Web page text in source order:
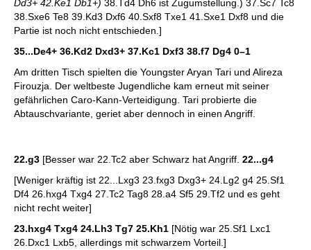
Dd3+ 42.Ke1 Db1+) 38.Td4 Dh6 ist Zugumstellung.) 37.Sc7 Tc8
38.Sxe6 Te8 39.Kd3 Dxf6 40.Sxf8 Txe1 41.Sxe1 Dxf8 und die
Partie ist noch nicht entschieden.]
35...De4+ 36.Kd2 Dxd3+ 37.Kc1 Dxf3 38.f7 Dg4 0–1
Am dritten Tisch spielten die Youngster Aryan Tari und Alireza
Firouzja. Der weltbeste Jugendliche kam erneut mit seiner
gefährlichen Caro-Kann-Verteidigung. Tari probierte die
Abtauschvariante, geriet aber dennoch in einen Angriff.
22.g3 [Besser war 22.Tc2 aber Schwarz hat Angriff. 22...g4
[Weniger kräftig ist 22...Lxg3 23.fxg3 Dxg3+ 24.Lg2 g4 25.Sf1
Df4 26.hxg4 Txg4 27.Tc2 Tag8 28.a4 Sf5 29.Tf2 und es geht
nicht recht weiter]
23.hxg4 Txg4 24.Lh3 Tg7 25.Kh1 [Nötig war 25.Sf1 Lxc1
26.Dxc1 Lxb5, allerdings mit schwarzem Vorteil.]